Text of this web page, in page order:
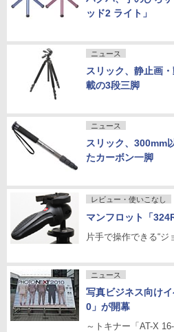
ッド2 ライト」
ニュース
スリック、静止画
載の3段三脚
ニュース
スリック、300mm
たカーボン一脚
レビュー・使いこなし
マンフロット「
片手で操作できる“ジ
ニュース
写真ビジネス向け
0」が開幕
～トキナー「AT-X